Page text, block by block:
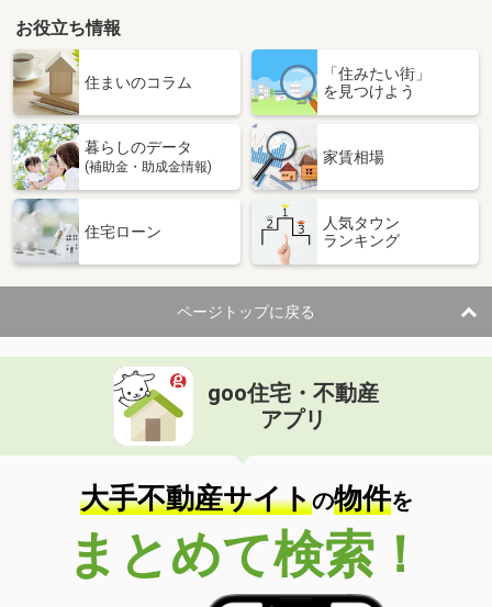
お役立ち情報
住まいのコラム
「住みたい街」
を見つけよう
暮らしのデータ
(補助金・助成金情報)
家賃相場
住宅ローン
人気タウン
ランキング
ページトップに戻る
goo住宅・不動産
アプリ
大手不動産サイトの物件を
まとめて検索！